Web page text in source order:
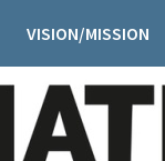
VISION/MISSION